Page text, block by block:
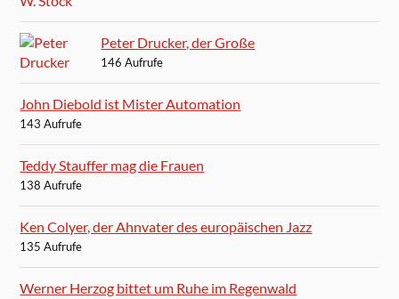
Peter Drucker, der Große
146 Aufrufe
John Diebold ist Mister Automation
143 Aufrufe
Teddy Stauffer mag die Frauen
138 Aufrufe
Ken Colyer, der Ahnvater des europäischen Jazz
135 Aufrufe
Werner Herzog bittet um Ruhe im Regenwald